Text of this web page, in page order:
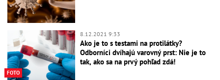
FOTO
8.12.2021 9:33
Ako je to s testami na protilátky?
Odborníci dvíhajú varovný prst: Nie je to
tak, ako sa na prvý pohľad zdá!